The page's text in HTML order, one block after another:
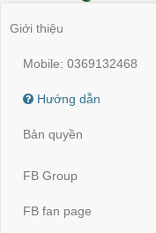
Giới thiệu
Mobile: 0369132468
Hướng dẫn
Bản quyền
FB Group
FB fan page